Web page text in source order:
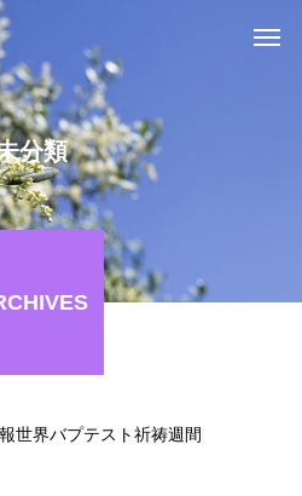
分類
世界バプテスト祈祷週間